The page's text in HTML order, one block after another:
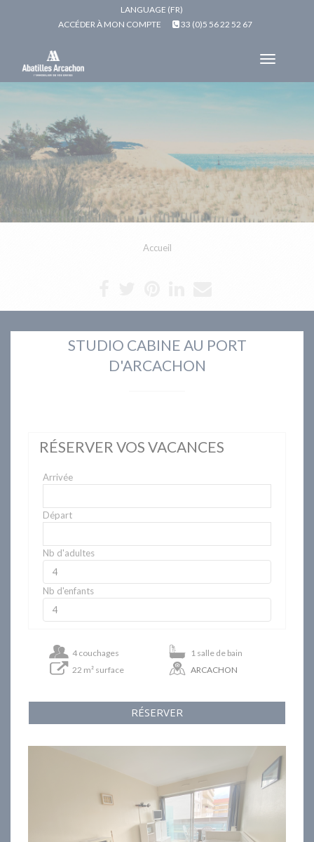
LANGUAGE (FR)
ACCÉDER À MON COMPTE
33 (0)5 56 22 52 67
Toggle
Accueil
STUDIO CABINE AU PORT
D'ARCACHON
RÉSERVER VOS VACANCES
Arrivée
Départ
Nb d'adultes
Nb d'enfants
4 couchages
1 salle de bain
22 m² surface
ARCACHON
RÉSERVER